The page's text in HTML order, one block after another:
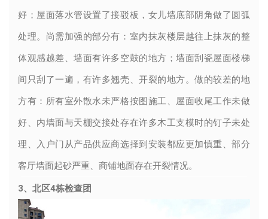
好；屋面落水管设置了接驳板，女儿墙底部阴角做了圆弧
处理。尚需加强的部分有：室内抹灰楼层越往上抹灰的整
体观感越差、墙面有许多空鼓的地方；墙面刮瓷屋面楼梯
间只刮了一遍，有许多翘壳、开裂的地方。做的较差的地
方有：所有室外散水未严格按图施工、屋面收尾工作未做
好、内墙面与天棚交接处存在许多木工支模时的钉子未处
理、入户门从产品供应商选择到安装都应更加慎重、部分
客厅墙面起砂严重、商铺地面存在开裂情况。
3、北区4栋检查团